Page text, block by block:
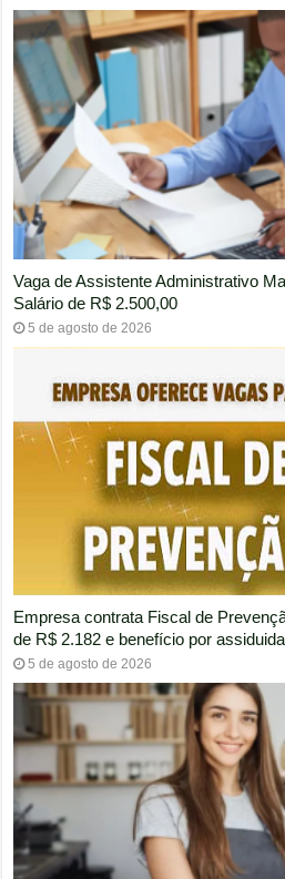
Vaga de Assistente Administrativo
Salário de R$ 2.500,00
5 de agosto de 2026
Empresa contrata Fiscal de
de R$ 2.182 e benefício por
5 de agosto de 2026